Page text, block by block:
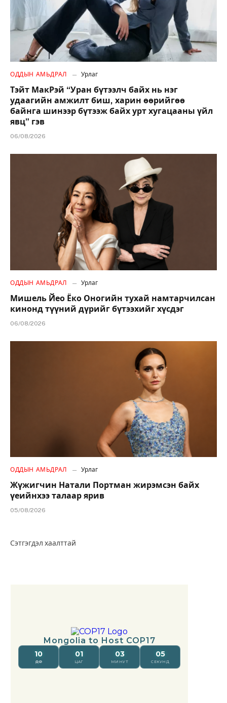
ОДДЫН АМЬДРАЛ Урлаг
Тэйт МакРэй “Уран бүтээлч байх нь нэг
удаагийн амжилт биш, харин өөрийгөө
байнга шинээр бүтээж байх урт хугацааны үйл
явц” гэв
06/08/2026
ОДДЫН АМЬДРАЛ Урлаг
Мишель Йео Ёко Оногийн тухай намтарчилсан
кинонд түүний дүрийг бүтээхийг хүсдэг
06/08/2026
ОДДЫН АМЬДРАЛ Урлаг
Жүжигчин Натали Портман жирэмсэн байх
үеийнхээ талаар ярив
05/08/2026
Сэтгэгдэл хаалттай